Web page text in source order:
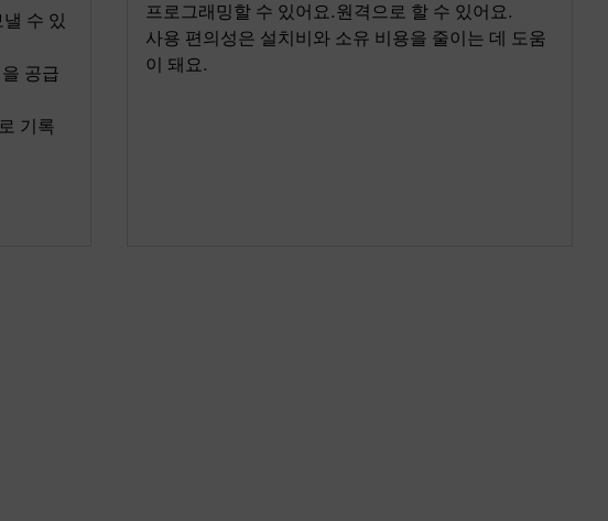
수 있
공급
기록
프로그래밍할 수 있어요.원격으로 할 수 있어요.
사용 편의성은 설치비와 소유 비용을 줄이는 데 도움
이 돼요.